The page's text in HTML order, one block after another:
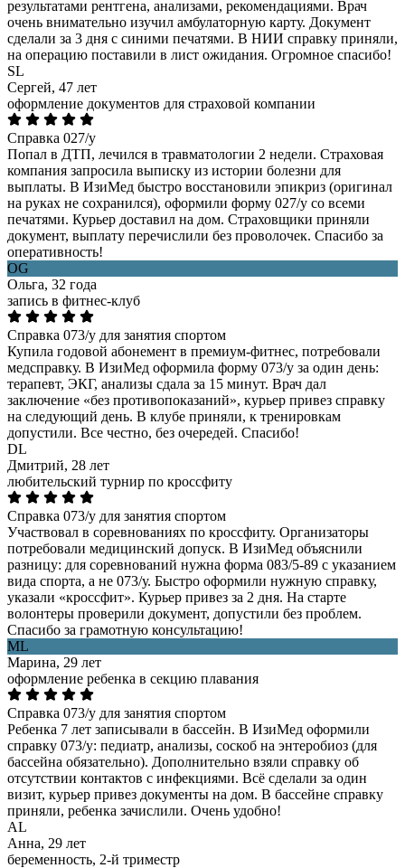
результатами рентгена, анализами, рекомендациями. Врач
очень внимательно изучил амбулаторную карту. Документ
сделали за 3 дня с синими печатями. В НИИ справку приняли,
на операцию поставили в лист ожидания. Огромное спасибо!
SL
Сергей, 47 лет
оформление документов для страховой компании
Справка 027/у
Попал в ДТП, лечился в травматологии 2 недели. Страховая
компания запросила выписку из истории болезни для
выплаты. В ИзиМед быстро восстановили эпикриз (оригинал
на руках не сохранился), оформили форму 027/у со всеми
печатями. Курьер доставил на дом. Страховщики приняли
документ, выплату перечислили без проволочек. Спасибо за
оперативность!
OG
Ольга, 32 года
запись в фитнес-клуб
Справка 073/у для занятия спортом
Купила годовой абонемент в премиум-фитнес, потребовали
медсправку. В ИзиМед оформила форму 073/у за один день:
терапевт, ЭКГ, анализы сдала за 15 минут. Врач дал
заключение «без противопоказаний», курьер привез справку
на следующий день. В клубе приняли, к тренировкам
допустили. Все честно, без очередей. Спасибо!
DL
Дмитрий, 28 лет
любительский турнир по кроссфиту
Справка 073/у для занятия спортом
Участвовал в соревнованиях по кроссфиту. Организаторы
потребовали медицинский допуск. В ИзиМед объяснили
разницу: для соревнований нужна форма 083/5-89 с указанием
вида спорта, а не 073/у. Быстро оформили нужную справку,
указали «кроссфит». Курьер привез за 2 дня. На старте
волонтеры проверили документ, допустили без проблем.
Спасибо за грамотную консультацию!
ML
Марина, 29 лет
оформление ребенка в секцию плавания
Справка 073/у для занятия спортом
Ребенка 7 лет записывали в бассейн. В ИзиМед оформили
справку 073/у: педиатр, анализы, соскоб на энтеробиоз (для
бассейна обязательно). Дополнительно взяли справку об
отсутствии контактов с инфекциями. Всё сделали за один
визит, курьер привез документы на дом. В бассейне справку
приняли, ребенка зачислили. Очень удобно!
AL
Анна, 29 лет
беременность, 2-й триместр